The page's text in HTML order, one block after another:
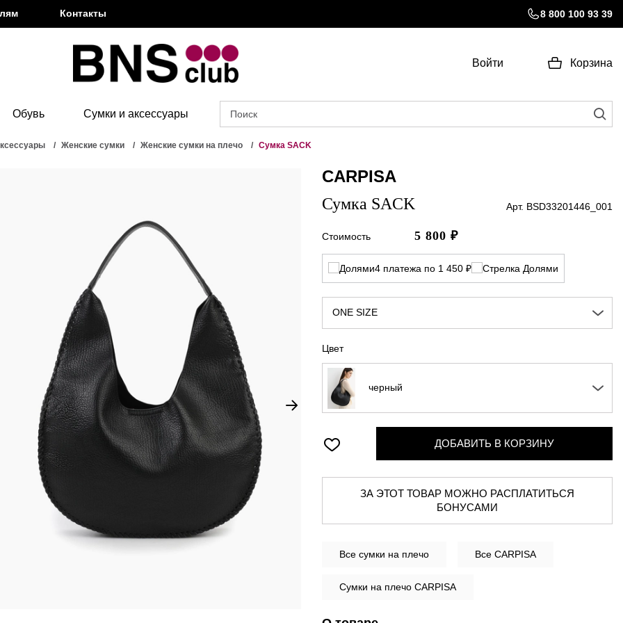
Контакты 8 800 100 93 39
Войти Корзина
Обувь Сумки и аксессуары
Женские сумки Женские сумки на плечо Сумка SACK
CARPISA
Сумка SACK Арт. BSD33201446_001
Стоимость 5 800 ₽
4 платежа по 1 450 ₽
ONE SIZE
Цвет
черный
ДОБАВИТЬ В КОРЗИНУ
ЗА ЭТОТ ТОВАР МОЖНО РАСПЛАТИТЬСЯ
БОНУСАМИ
Все сумки на плечо Все CARPISA
Сумки на плечо CARPISA